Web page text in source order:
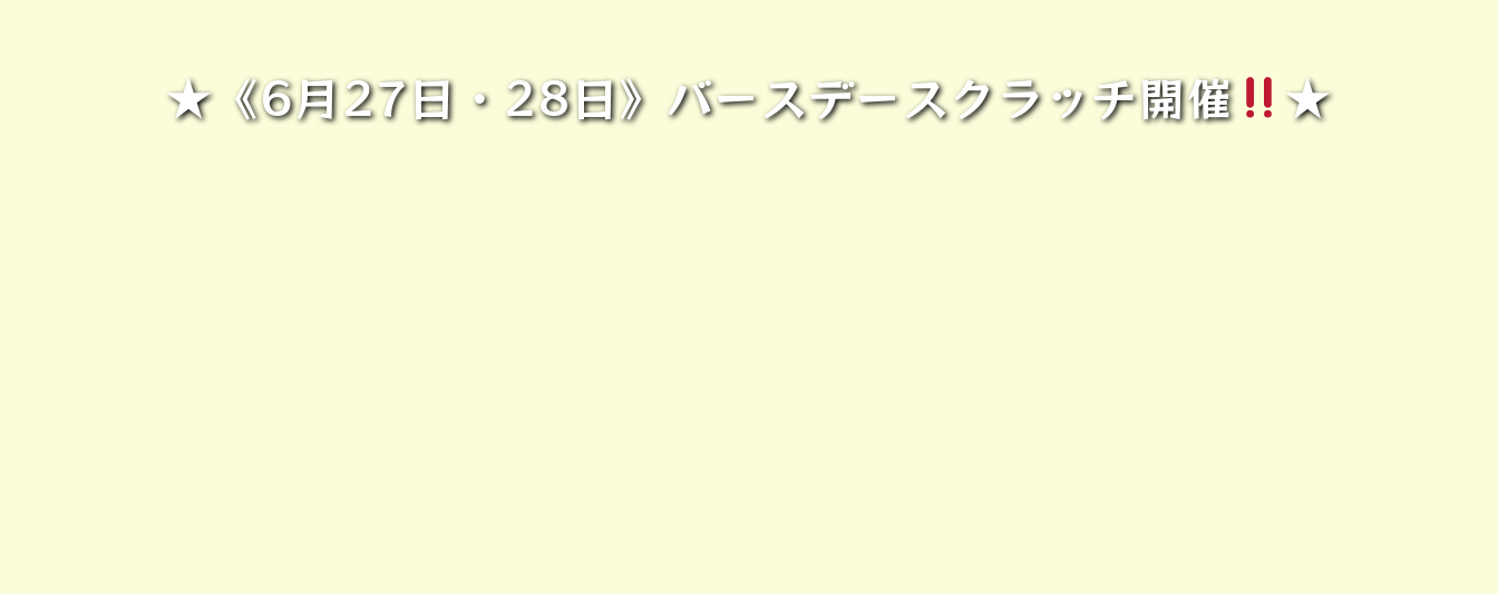
★《6月27日・28日》バースデースクラッチ開催 ★